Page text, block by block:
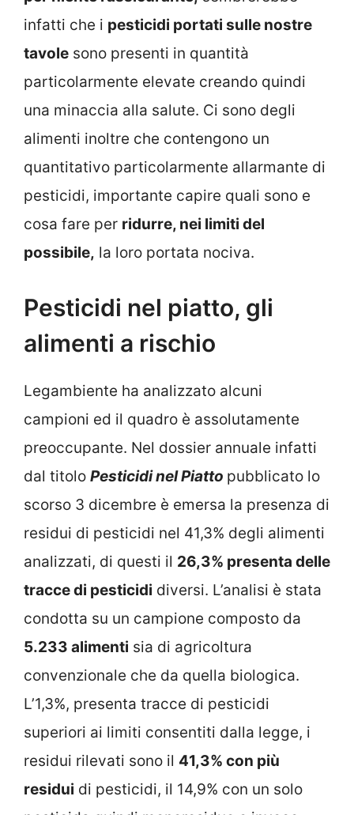
infatti che i pesticidi portati sulle nostre
tavole sono presenti in quantità
particolarmente elevate creando quindi
una minaccia alla salute. Ci sono degli
alimenti inoltre che contengono un
quantitativo particolarmente allarmante di
pesticidi, importante capire quali sono e
cosa fare per ridurre, nei limiti del
possibile, la loro portata nociva.
Pesticidi nel piatto, gli
alimenti a rischio
Legambiente ha analizzato alcuni
campioni ed il quadro è assolutamente
preoccupante. Nel dossier annuale infatti
dal titolo Pesticidi nel Piatto pubblicato lo
scorso 3 dicembre è emersa la presenza di
residui di pesticidi nel 41,3% degli alimenti
analizzati, di questi il 26,3% presenta delle
tracce di pesticidi diversi. L’analisi è stata
condotta su un campione composto da
5.233 alimenti sia di agricoltura
convenzionale che da quella biologica.
L’1,3%, presenta tracce di pesticidi
superiori ai limiti consentiti dalla legge, i
residui rilevati sono il 41,3% con più
residui di pesticidi, il 14,9% con un solo